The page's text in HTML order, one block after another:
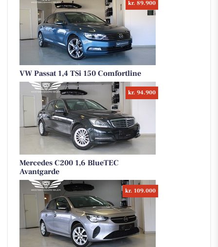
kr. 89.900
VW Passat 1,4 TSi 150 Comfortline
kr. 94.900
Mercedes C200 1,6 BlueTEC
Avantgarde
kr. 109.000